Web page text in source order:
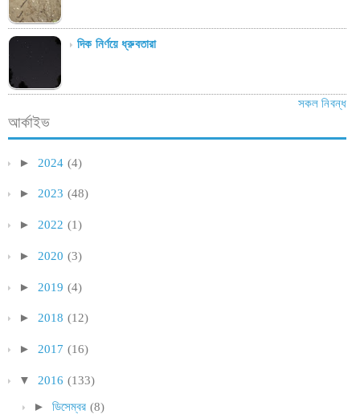
দিক নির্ণয়ে ধ্রুবতারা
সকল নিবন্ধ
আর্কাইভ
► 2024 (4)
► 2023 (48)
► 2022 (1)
► 2020 (3)
► 2019 (4)
► 2018 (12)
► 2017 (16)
▼ 2016 (133)
► ডিসেম্বর (8)